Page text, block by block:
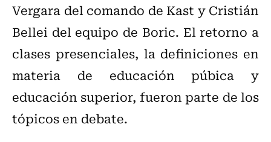
Vergara del comando de Kast y Cristián
Bellei del equipo de Boric. El retorno a
clases presenciales, la definiciones en
materia de educación púbica y
educación superior, fueron parte de los
tópicos en debate.